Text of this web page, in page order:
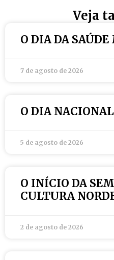
Veja
O DIA DA
7 de agosto de 2026
O DIA
5 de agosto de 2026
O INÍCIO DA
CULTURA
2 de agosto de 2026